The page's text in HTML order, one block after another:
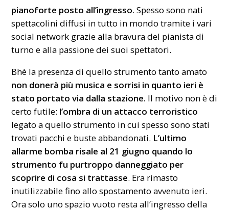
pianoforte posto all’ingresso. Spesso sono nati
spettacolini diffusi in tutto in mondo tramite i vari
social network grazie alla bravura del pianista di
turno e alla passione dei suoi spettatori.
Bhè la presenza di quello strumento tanto amato
non donerà più musica e sorrisi in quanto ieri è
stato portato via dalla stazione. Il motivo non è di
certo futile: l’ombra di un attacco terroristico
legato a quello strumento in cui spesso sono stati
trovati pacchi e buste abbandonati. L’ultimo
allarme bomba risale al 21 giugno quando lo
strumento fu purtroppo danneggiato per
scoprire di cosa si trattasse. Era rimasto
inutilizzabile fino allo spostamento avvenuto ieri.
Ora solo uno spazio vuoto resta all’ingresso della